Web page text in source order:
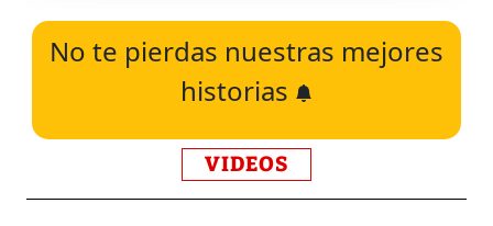
No te pierdas nuestras mejores
historias
VIDEOS